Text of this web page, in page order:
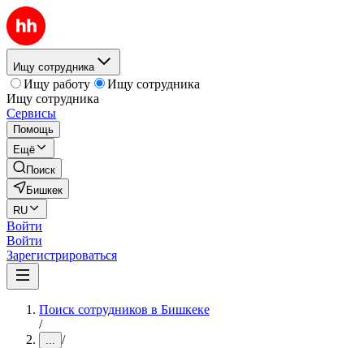
Ищу сотрудника
Ищу работу
Ищу сотрудника
Ищу сотрудника
Сервисы
Помощь
Ещё
Поиск
Бишкек
RU
Войти
Войти
Зарегистрироваться
Поиск сотрудников в Бишкеке
/
... /